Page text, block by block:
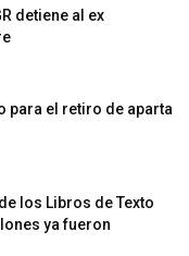
detiene al ex
para el retiro de aparta
los Libros de Texto
ya fueron